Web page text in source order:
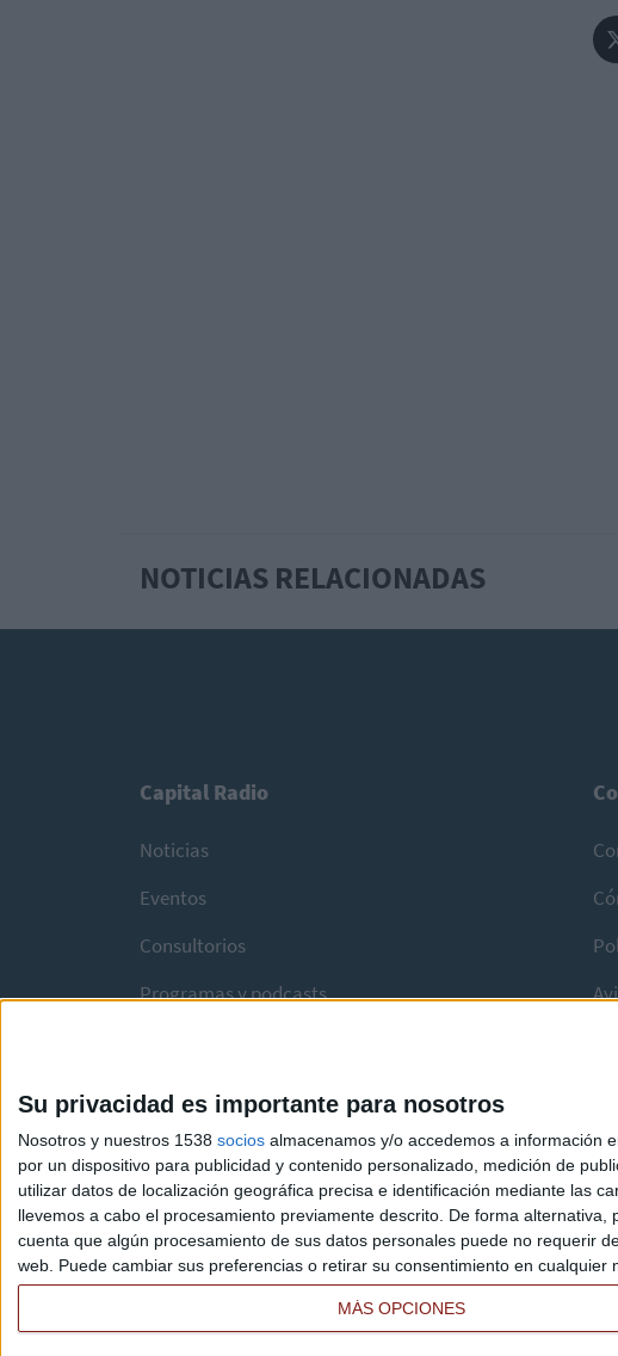
Su privacidad es importante para nosotros
Nosotros y nuestros 1538 socios almacenamos y/o accedemos a información
por un dispositivo para publicidad y contenido personalizado, medición de
utilizar datos de localización geográfica precisa e identificación mediante las
llevemos a cabo el procesamiento previamente descrito. De forma
cuenta que algún procesamiento de sus datos personales puede no requerir
web. Puede cambiar sus preferencias o retirar su consentimiento en
MÁS OPCIONES
NOTICIAS RELACIONADAS
Capital Radio
Noticias
Eventos
Consultorios
Programas y podcasts